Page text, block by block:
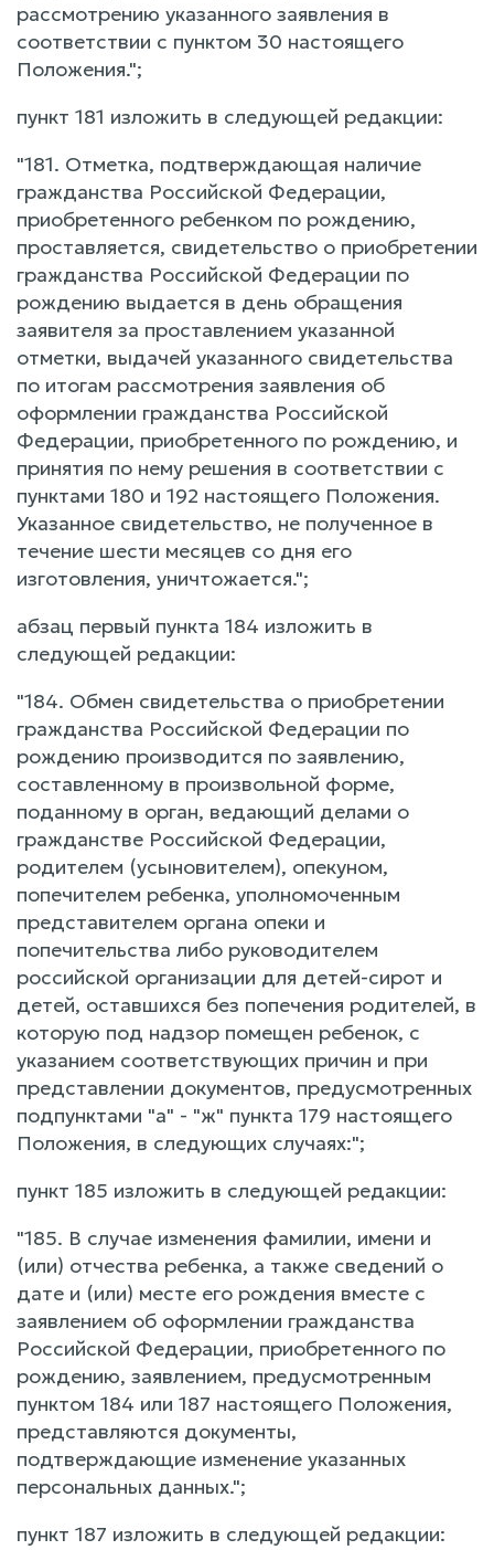
рассмотрению указанного заявления в
соответствии с пунктом 30 настоящего
Положения.";
пункт 181 изложить в следующей редакции:
"181. Отметка, подтверждающая наличие
гражданства Российской Федерации,
приобретенного ребенком по рождению,
проставляется, свидетельство о приобретении
гражданства Российской Федерации по
рождению выдается в день обращения
заявителя за проставлением указанной
отметки, выдачей указанного свидетельства
по итогам рассмотрения заявления об
оформлении гражданства Российской
Федерации, приобретенного по рождению, и
принятия по нему решения в соответствии с
пунктами 180 и 192 настоящего Положения.
Указанное свидетельство, не полученное в
течение шести месяцев со дня его
изготовления, уничтожается.";
абзац первый пункта 184 изложить в
следующей редакции:
"184. Обмен свидетельства о приобретении
гражданства Российской Федерации по
рождению производится по заявлению,
составленному в произвольной форме,
поданному в орган, ведающий делами о
гражданстве Российской Федерации,
родителем (усыновителем), опекуном,
попечителем ребенка, уполномоченным
представителем органа опеки и
попечительства либо руководителем
российской организации для детей-сирот и
детей, оставшихся без попечения родителей, в
которую под надзор помещен ребенок, с
указанием соответствующих причин и при
представлении документов, предусмотренных
подпунктами "а" - "ж" пункта 179 настоящего
Положения, в следующих случаях:";
пункт 185 изложить в следующей редакции:
"185. В случае изменения фамилии, имени и
(или) отчества ребенка, а также сведений о
дате и (или) месте его рождения вместе с
заявлением об оформлении гражданства
Российской Федерации, приобретенного по
рождению, заявлением, предусмотренным
пунктом 184 или 187 настоящего Положения,
представляются документы,
подтверждающие изменение указанных
персональных данных.";
пункт 187 изложить в следующей редакции: